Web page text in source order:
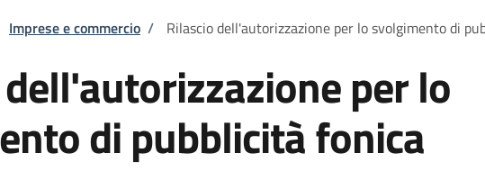
pane
Imprese e commercio / Rilascio dell'autorizzazione per lo svolgimento di
per lo
di pubblicità fonica